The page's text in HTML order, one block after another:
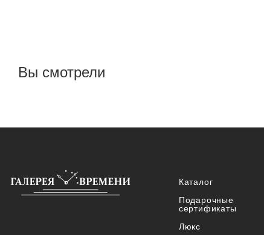
Вы смотрели
Каталог
Подарочные
сертификаты
Люкс